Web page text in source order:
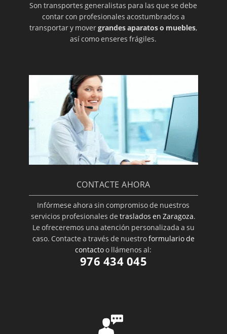
Son transportes generalistas para las que se debe
contar con profesionales acostumbrados a
transportar y movergrandes aparatos o muebles,
así como enseres frágiles.
CONTACTE AHORA
Infórmese ahora sin compromiso de nuestros
servicios profesionales detraslados en Zaragoza.
Le ofreceremos una atención personalizada a su
caso. Contacte a través de nuestroformulario de
contactoo llámenos al:
976 434 045